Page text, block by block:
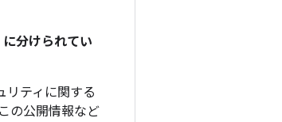
分けられてい
リティに関する
の公開情報など